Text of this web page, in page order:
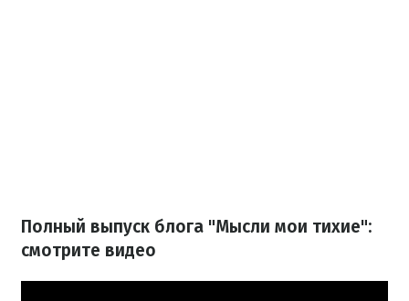
Полный выпуск блога "Мысли мои тихие":
смотрите видео